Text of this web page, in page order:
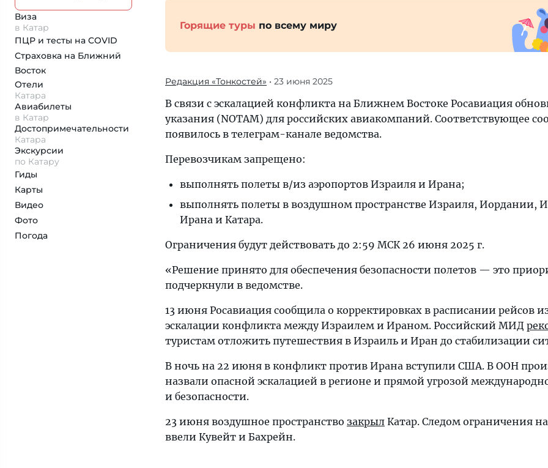
Виза
в Катар
ПЦР и тесты на COVID
Страховка на Ближний
Восток
Отели
Катара
Авиабилеты
в Катар
Достопримеча­тельности
Катара
Экскурсии
по Катару
Гиды
Карты
Видео
Фото
Погода
Горящие туры по всему миру
Редакция «Тонкостей» • 23 июня 2025
В связи с эскалацией конфликта на Ближнем Востоке Росавиация
указания (NOTAM) для российских авиакомпаний. Соответствующее
появилось в телеграм-канале ведомства.
Перевозчикам запрещено:
выполнять полеты в/из аэропортов Израиля и Ирана;
выполнять полеты в воздушном пространстве Израиля, Иордании,
Ирана и Катара.
Ограничения будут действовать до 2:59 МСК 26 июня 2025 г.
«Решение принято для обеспечения безопасности полетов — это
подчеркнули в ведомстве.
13 июня Росавиация сообщила о корректировках в расписании рейсов
эскалации конфликта между Израилем и Ираном. Российский МИД
туристам отложить путешествия в Израиль и Иран до стабилизации
В ночь на 22 июня в конфликт против Ирана вступили США. В ООН
назвали опасной эскалацией в регионе и прямой угрозой
и безопасности.
23 июня воздушное пространство закрыл Катар. Следом ограничения
ввели Кувейт и Бахрейн.